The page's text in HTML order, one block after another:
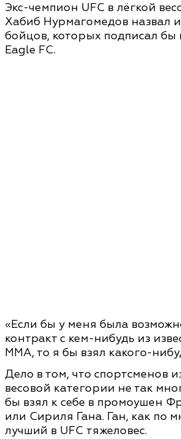
Экс-чемпион UFC в лёгкой
Хабиб Нурмагомедов назвал
бойцов, которых подписал бы
Eagle FC.
«Если бы у меня была
контракт с кем-нибудь из
ММА, то я бы взял какого-
Дело в том, что спортсменов
весовой категории не так
бы взял к себе в промоушен
или Сириля Гана. Ган, как по
лучший в UFC тяжеловес.